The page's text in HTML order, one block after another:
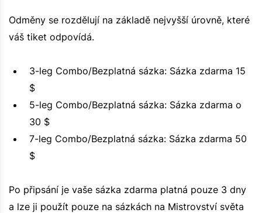
Odměny se rozdělují na základě nejvyšší úrovně, které
váš tiket odpovídá.
3-leg Combo/Bezplatná sázka: Sázka zdarma 15
$
5-leg Combo/Bezplatná sázka: Sázka zdarma o
30 $
7-leg Combo/Bezplatná sázka: Sázka zdarma 50
$
Po připsání je vaše sázka zdarma platná pouze 3 dny
a lze ji použít pouze na sázkách na Mistrovství světa